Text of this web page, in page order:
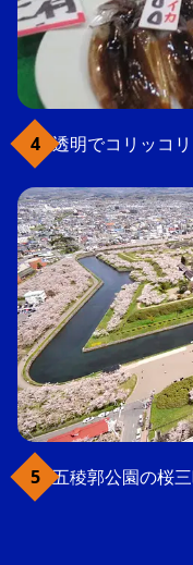
透明でコリッコ
五稜郭公園の桜